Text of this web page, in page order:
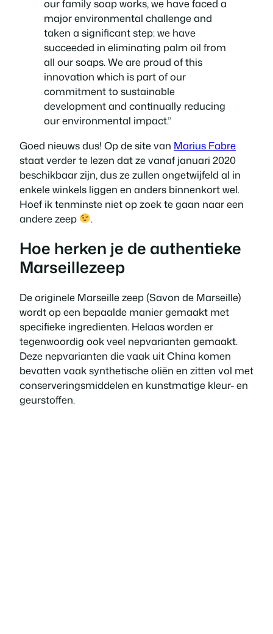
our family soap works, we have faced a
major environmental challenge and
taken a significant step: we have
succeeded in eliminating palm oil from
all our soaps. We are proud of this
innovation which is part of our
commitment to sustainable
development and continually reducing
our environmental impact.”
Goed nieuws dus! Op de site van Marius Fabre
staat verder te lezen dat ze vanaf januari 2020
beschikbaar zijn, dus ze zullen ongetwijfeld al in
enkele winkels liggen en anders binnenkort wel.
Hoef ik tenminste niet op zoek te gaan naar een
andere zeep
.
Hoe herken je de authentieke
Marseillezeep
De originele Marseille zeep (Savon de Marseille)
wordt op een bepaalde manier gemaakt met
specifieke ingredienten. Helaas worden er
tegenwoordig ook veel nepvarianten gemaakt.
Deze nepvarianten die vaak uit China komen
bevatten vaak synthetische oliën en zitten vol met
conserveringsmiddelen en kunstmatige kleur- en
geurstoffen.